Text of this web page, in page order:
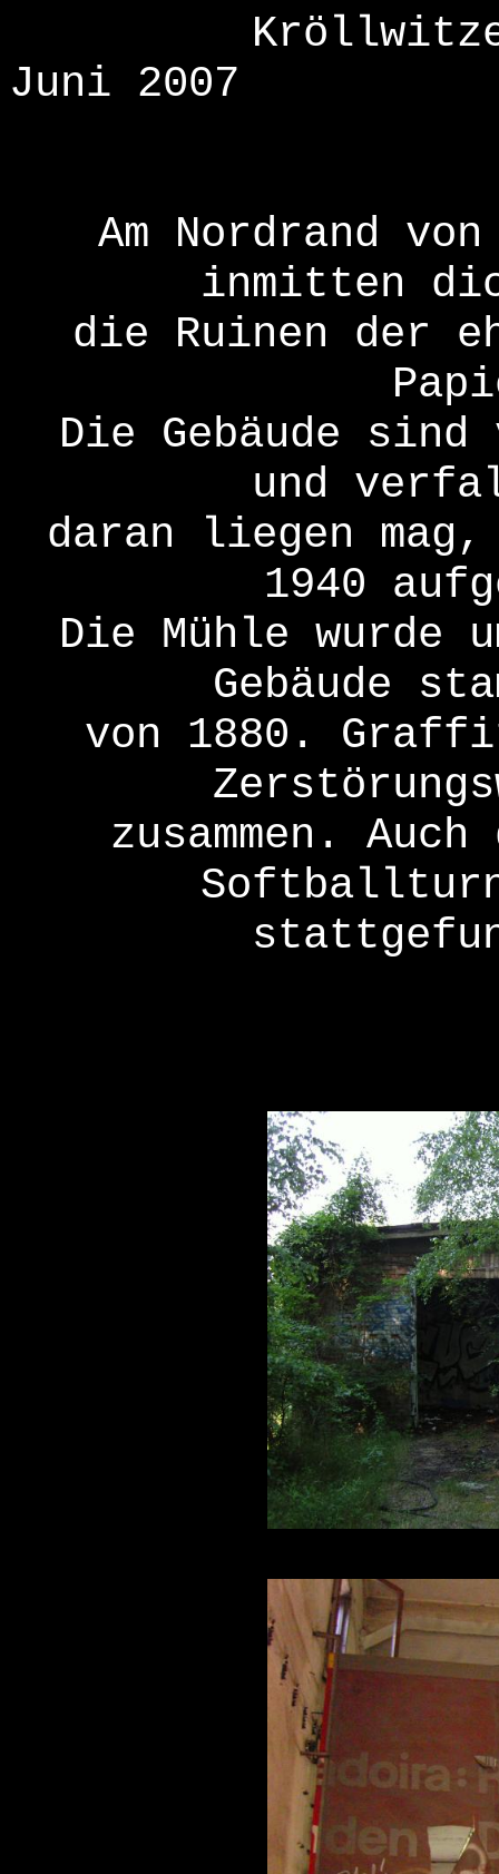
Juni 2007
Am Nordrand
inmitten
die Ruinen der
Die Gebäude
und
daran liegen
1940
Die Mühle wurde
Gebäude
von 1880.
zusammen.